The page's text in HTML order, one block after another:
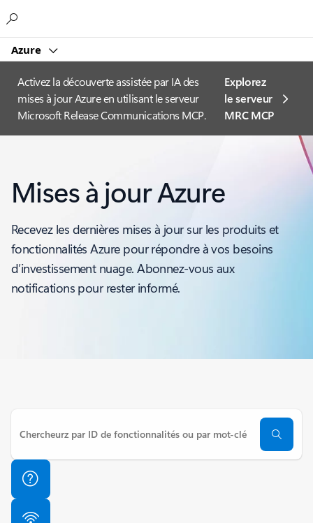
Azure
Activez la découverte assistée par IA des
mises à jour Azure en utilisant le serveur
Microsoft Release Communications MCP.
Explorez
le serveur
MRC MCP
Mises à jour Azure
Recevez les dernières mises à jour sur les produits et
fonctionnalités Azure pour répondre à vos besoins
d’investissement nuage. Abonnez-vous aux
notifications pour rester informé.